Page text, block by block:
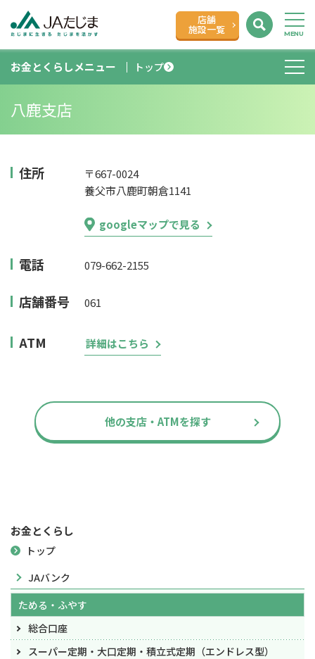
店舗
施設一覧
お金とくらしメニュー トップ
八鹿支店
住所
〒667-0024
養父市八鹿町朝倉1141
googleマップで見る
電話 079-662-2155
店舗番号 061
ATM 詳細はこちら
他の支店・ATMを探す
お金とくらし
トップ
JAバンク
ためる・ふやす
総合口座
スーパー定期・大口定期・ 積立式定期（エンドレス型）